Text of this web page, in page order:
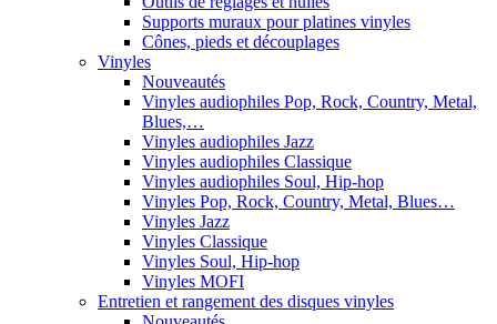
Supports muraux pour platines vinyles
Cônes, pieds et découplages
Vinyles
Nouveautés
Vinyles audiophiles Pop, Rock, Country, Metal,
Blues,…
Vinyles audiophiles Jazz
Vinyles audiophiles Classique
Vinyles audiophiles Soul, Hip-hop
Vinyles Pop, Rock, Country, Metal, Blues…
Vinyles Jazz
Vinyles Classique
Vinyles Soul, Hip-hop
Vinyles MOFI
Entretien et rangement des disques vinyles